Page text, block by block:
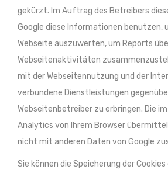
gekürzt. Im Auftrag des Betreibers
Google diese Informationen benutzen,
Webseite auszuwerten, um Reports
Webseitenaktivitäten
mit der Webseitennutzung und der
verbundene Dienstleistungen
Webseitenbetreiber zu erbringen. Die
Analytics von Ihrem Browser
nicht mit anderen Daten von Google
Sie können die Speicherung der